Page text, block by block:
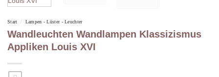
Start / Lampen - Lüster - Leuchter
Wandleuchten Wandlampen Klassizismus
Appliken Louis XVI